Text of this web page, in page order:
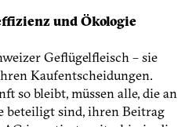
und Ökologie
Geflügelfleisch – sie
Kaufentscheidungen.
so bleibt, müssen alle, die an
beteiligt sind, ihren Beitrag